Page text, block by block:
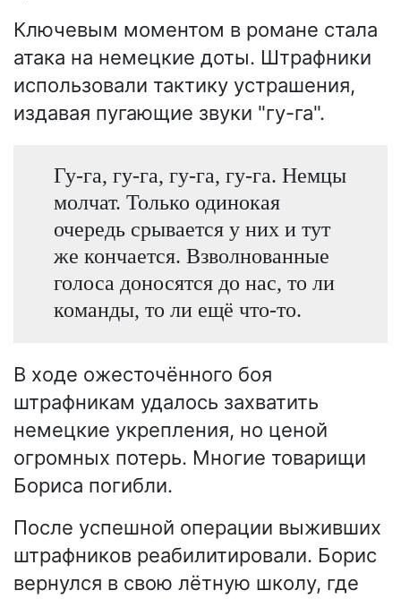
Ключевым моментом в романе стала
атака на немецкие доты. Штрафники
использовали тактику устрашения,
издавая пугающие звуки "гу-га".
Гу-га, гу-га, гу-га, гу-га. Немцы
молчат. Только одинокая
очередь срывается у них и тут
же кончается. Взволнованные
голоса доносятся до нас, то ли
команды, то ли ещё что-то.
В ходе ожесточённого боя
штрафникам удалось захватить
немецкие укрепления, но ценой
огромных потерь. Многие товарищи
Бориса погибли.
После успешной операции выживших
штрафников реабилитировали. Борис
вернулся в свою лётную школу, где